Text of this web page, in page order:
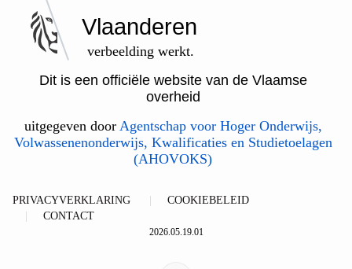
Vlaanderen
verbeelding werkt.
Dit is een officiële website van de Vlaamse
overheid
uitgegeven door Agentschap voor Hoger Onderwijs,
Volwassenenonderwijs, Kwalificaties en Studietoelagen
(AHOVOKS)
PRIVACYVERKLARING
COOKIEBELEID
CONTACT
2026.05.19.01